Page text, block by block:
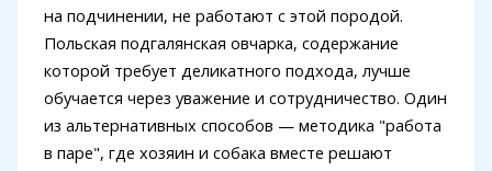
на подчинении, не работают с этой породой.
Польская подгалянская овчарка, содержание
которой требует деликатного подхода, лучше
обучается через уважение и сотрудничество. Один
из альтернативных способов — методика "работа
в паре", где хозяин и собака вместе решают